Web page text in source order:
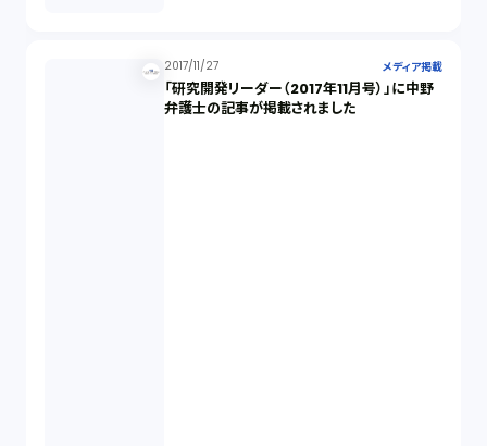
2017/11/27 メディア掲載
「研究開発リーダー（2017年11月号）」に中野
弁護士の記事が掲載されました